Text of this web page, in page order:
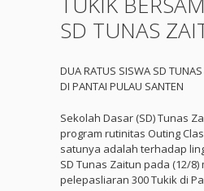
SD TUNAS
DUA RATUS SISWA SD
DI PANTAI PULAU SANTEN
Sekolah Dasar (SD) Tunas
program rutinitas Outing
satunya adalah terhadap
SD Tunas Zaitun pada (12/
pelepasliaran 300 Tukik di